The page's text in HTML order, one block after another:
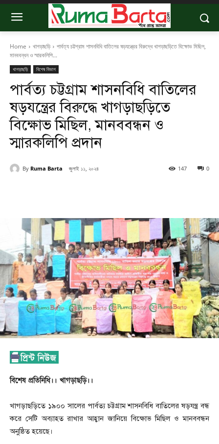
Home খাগড়াছড়ি
পার্বত্য চট্টগ্রাম শাসনবিধি বাতিলের ষড়যন্ত্রের বিরুদ্ধে খাগড়াছড়িতে বিক্ষোভ মিছিল,
মানববন্ধন ও স্মারকলিপি...
খাগড়াছড়ি বিশেষ বিভাগ
পার্বত্য চট্টগ্রাম শাসনবিধি বাতিলের
ষড়যন্ত্রের বিরুদ্ধে খাগড়াছড়িতে
বিক্ষোভ মিছিল, মানববন্ধন ও
স্মারকলিপি প্রদান
By Ruma Barta জুলাই ১১, ২০২৪ 0
147
বিশেষ প্রতিনিধি।। খাগড়াছড়ি।।
খাগড়াছড়িতে ১৯০০ সালের পার্বত্য চট্টগ্রাম শাসনবিধি বাতিলের ষড়যন্ত্র বন্ধ
করে সেটি অব্যাহত রাখার আহ্বান জানিয়ে বিক্ষোভ মিছিল ও মানববন্ধন
অনুষ্ঠিত হয়েছে।